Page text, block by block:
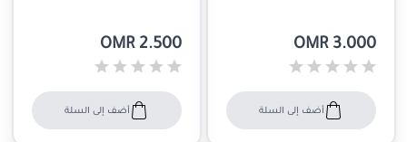
OMR 3.000
أضف إلى السلة
OMR 2.500
أضف إلى السلة